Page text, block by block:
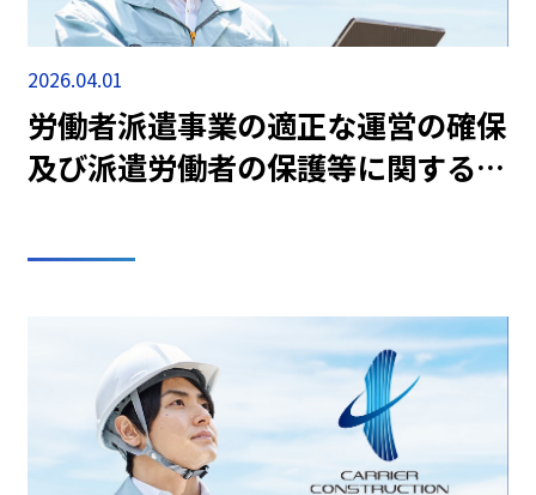
2026.04.01
労働者派遣事業の適正な運営の確保
及び派遣労働者の保護等に関する法